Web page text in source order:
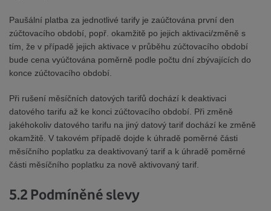
Paušální platba za jednotlivé tarify je zaúčtována první den
zúčtovacího období, popř. okamžitě po jejich aktivaci/změně s
tím, že v případě jejich aktivace v průběhu zúčtovacího období
bude cena vyúčtována poměrně podle počtu dní zbývajících do
konce zúčtovacího období.
Při rušení měsíčních datových tarifů dochází k deaktivaci
datového tarifu až ke konci zúčtovacího období. Při změně
jakéhokoliv datového tarifu na jiný datový tarif dochází ke změně
okamžitě. V takovém případě dojde k úhradě poměrné části
měsíčního poplatku za deaktivovaný tarif a k úhradě poměrné
části měsíčního poplatku za nově aktivovaný tarif.
5.2 Podmíněné slevy